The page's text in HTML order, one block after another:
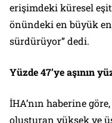
erişimdeki küresel
önündeki en büyük
sürdürüyor” dedi.
Yüzde 47’ye aşının
İHA’nın haberine
oluşturan yüksek ve